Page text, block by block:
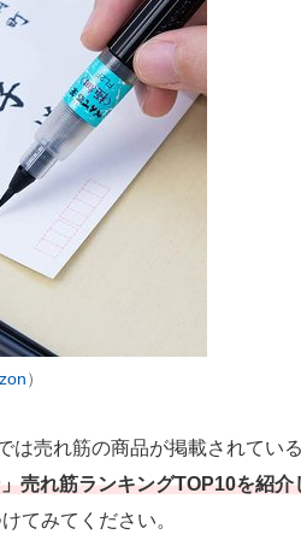
）
売れ筋の商品が掲載されてい
売れ筋ランキングTOP10を紹介
てみてください。